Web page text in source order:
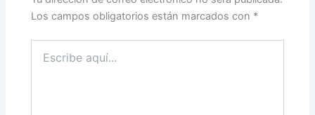
Los campos obligatorios están marcados con *
aquí...